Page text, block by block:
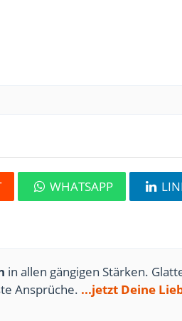
WHATSAPP
in allen gängigen Stärken.
Ansprüche. ...jetzt Deine